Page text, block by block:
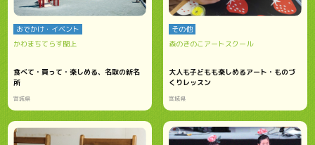
おでかけ・イベント
かわまちてらす閖上
食べて・買って・楽しめる、名取の新名
所
宮城県
その他
森のきのこアートスクール
大人も子どもも楽しめるアート・ものづ
くりレッスン
宮城県